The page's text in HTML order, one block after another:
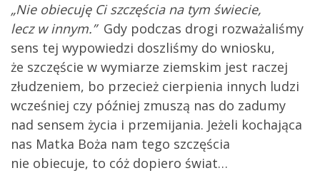
„Nie obiecuję Ci szczęścia na tym świecie,
lecz w innym.” Gdy podczas drogi rozważaliśmy
sens tej wypowiedzi doszliśmy do wniosku,
że szczęście w wymiarze ziemskim jest raczej
złudzeniem, bo przecież cierpienia innych ludzi
wcześniej czy później zmuszą nas do zadumy
nad sensem życia i przemijania. Jeżeli kochająca
nas Matka Boża nam tego szczęścia
nie obiecuje, to cóż dopiero świat…